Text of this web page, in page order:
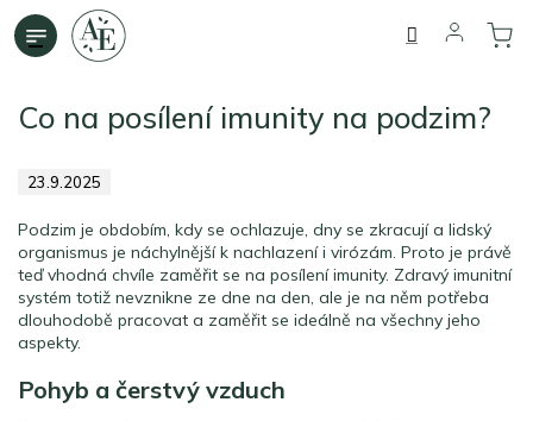
Přejít
na
Co na posílení imunity na podzim?
23.9.2025
Podzim je obdobím, kdy se ochlazuje, dny se zkracují a lidský
organismus je náchylnější k nachlazení i virózám. Proto je právě
teď vhodná chvíle zaměřit se na posílení imunity. Zdravý imunitní
systém totiž nevznikne ze dne na den, ale je na něm potřeba
dlouhodobě pracovat a zaměřit se ideálně na všechny jeho
aspekty.
Pohyb a čerstvý vzduch